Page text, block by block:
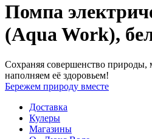
Помпа
(Aqua Work),
Сохраняя совершенство
наполняем её здоровьем!
Бережем природу вместе
Доставка
Кулеры
Магазины